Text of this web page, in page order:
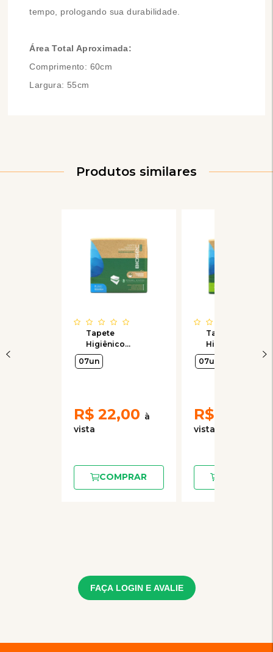
tempo, prologando sua durabilidade.
Área Total Aproximada:
Comprimento: 60cm
Largura: 55cm
Produtos similares
Tapete
Higiênico
Biodegradável
Biosec Eco
07un
R$ 22,00
COMPRAR
Tapete
Higiênico
Biodegradável
Biosec Eco
07un
R$
FAÇA LOGIN E AVALIE